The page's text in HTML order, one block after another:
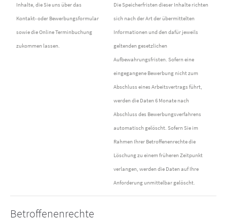
Inhalte, die Sie uns über das
Kontakt- oder Bewerbungsformular
sowie die Online Terminbuchung
zukommen lassen.
Die Speicherfristen dieser Inhalte richten
sich nach der Art der übermittelten
Informationen und den dafür jeweils
geltenden gesetzlichen
Aufbewahrungsfristen. Sofern eine
eingegangene Bewerbung nicht zum
Abschluss eines Arbeitsvertrags führt,
werden die Daten 6 Monate nach
Abschluss des Bewerbungsverfahrens
automatisch gelöscht. Sofern Sie im
Rahmen Ihrer Betroffenenrechte die
Löschung zu einem früheren Zeitpunkt
verlangen, werden die Daten auf Ihre
Anforderung unmittelbar gelöscht.
Betroffenenrechte